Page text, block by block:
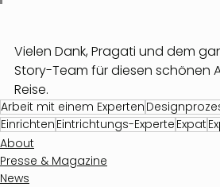
Vielen Dank, Pragati und dem
Story-Team für diesen schönen
Reise.
Arbeit mit einem Experten
Einrichten Eintrichtungs-Experte Expat
About
Presse & Magazine
News